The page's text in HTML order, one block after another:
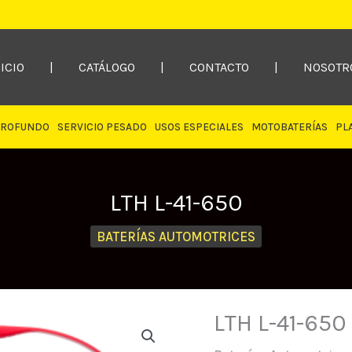
CATÁLOGO CONTACTO
SERVICIO PESADO USOS ESPECIALES MOTOBATERÍAS
LTH L-41-650
BATERÍAS AUTOMOTRICES
LTH L-41-650